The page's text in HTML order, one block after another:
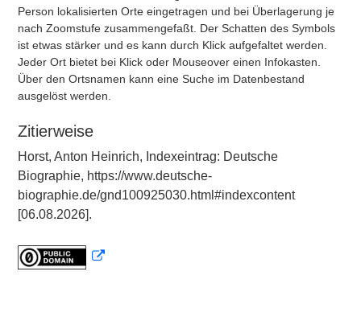
Person lokalisierten Orte eingetragen und bei Überlagerung je
nach Zoomstufe zusammengefaßt. Der Schatten des Symbols
ist etwas stärker und es kann durch Klick aufgefaltet werden.
Jeder Ort bietet bei Klick oder Mouseover einen Infokasten.
Über den Ortsnamen kann eine Suche im Datenbestand
ausgelöst werden.
Zitierweise
Horst, Anton Heinrich, Indexeintrag: Deutsche
Biographie, https://www.deutsche-
biographie.de/gnd100925030.html#indexcontent
[06.08.2026].